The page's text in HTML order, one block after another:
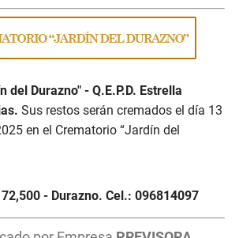
del Durazno" - Q.E.P.D. Estrella
Sus restos serán cremados el día 13
en el Crematorio “Jardín del
- Durazno. Cel.: 096814097